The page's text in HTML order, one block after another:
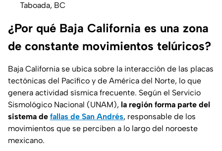
Taboada, BC
¿Por qué Baja California es una zona
de constante movimientos telúricos?
Baja California se ubica sobre la interacción de las placas
tectónicas del Pacífico y de América del Norte, lo que
genera actividad sísmica frecuente. Según el Servicio
Sismológico Nacional (UNAM), la región forma parte del
sistema de fallas de San Andrés, responsable de los
movimientos que se perciben a lo largo del noroeste
mexicano.